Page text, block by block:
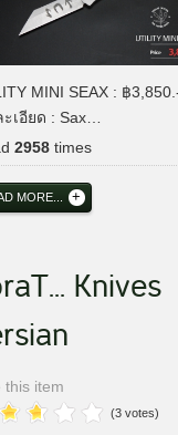
MINI SEAX : ฿
เอียด : Sax…
2958times
MORE...
Knives
this item
(3 votes)